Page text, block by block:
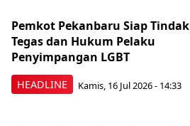
HEADLINE
Pemkot Pekanbaru Siap Tindak
Tegas dan Hukum Pelaku
Penyimpangan LGBT
Kamis, 16 Jul 2026 - 14:33